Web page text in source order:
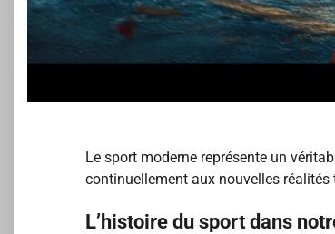
Le sport moderne représente un
continuellement aux nouvelles
L’histoire du sport dans